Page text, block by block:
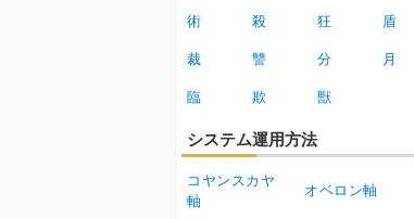
術 殺 狂 盾
裁 讐 分 月
臨 欺 獣
システム運用方法
コヤンスカヤ
軸
オベロン軸